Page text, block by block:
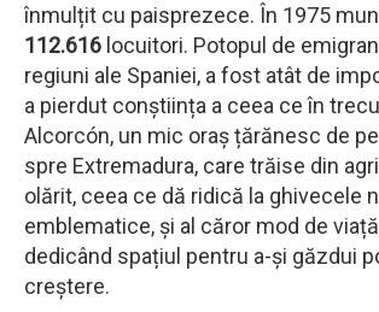
înmulțit cu paisprezece. În 1975
112.616 locuitori. Potopul de
regiuni ale Spaniei, a fost atât de
a pierdut conștiința a ceea ce în
Alcorcón, un mic oraș țărănesc de
spre Extremadura, care trăise din
olărit, ceea ce dă ridică la ghivecele
emblematice, și al căror mod de
dedicând spațiul pentru a-și găzdui
creștere.